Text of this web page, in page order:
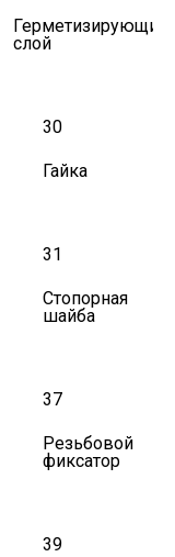
Герметизирующий
слой
30
Гайка
31
Стопорная
шайба
37
Резьбовой
фиксатор
39